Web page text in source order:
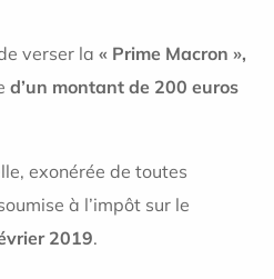
verser la « Prime Macron »,
d’un montant de 200 euros
exonérée de toutes
à l’impôt sur le
2019.